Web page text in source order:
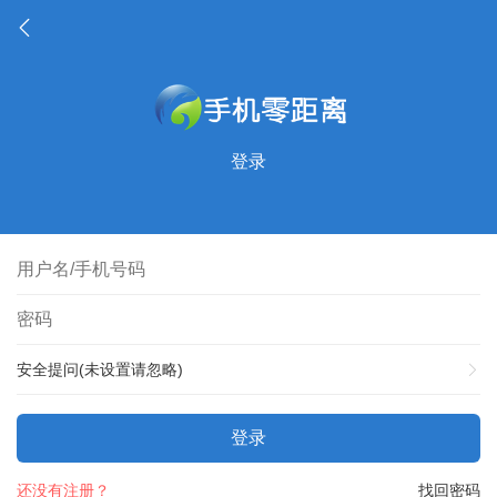
登录
安全提问(未设置请忽略)
登录
还没有注册？ 找回密码